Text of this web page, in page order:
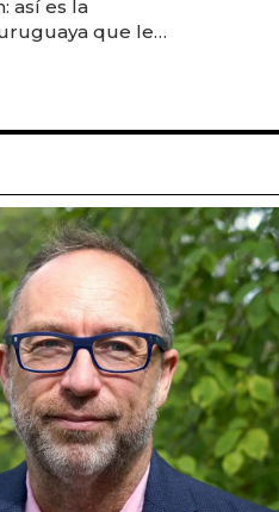
apertura
así es la
que le